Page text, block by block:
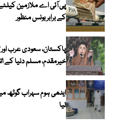
پی آئی اے ملازمین
کے برابر بونس منظور
پاکستان، سعودی عرب
خیرمقدم، مسلم دنیا کے
ایدھی ہوم سہراب گوٹھ
لیا